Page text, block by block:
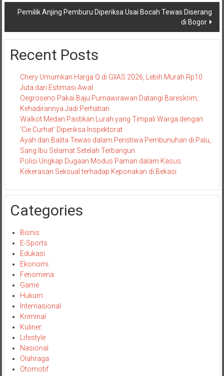
Pemilik Anjing Pemburu Diperiksa Usai Bocah Tewas Diserang
di Bogor
Recent Posts
Chery Umumkan Harga Q di GIIAS 2026, Lebih Murah Rp10
Juta dari Estimasi Awal
Oegroseno Pakai Baju Purnawirawan Datangi Bareskrim,
Kehadirannya Jadi Perhatian
Walkot Medan Pastikan Lurah yang Timpali Warga dengan
‘Cie Curhat’ Diperiksa Inspektorat
Ayah dan Balita Tewas dalam Peristiwa Pembunuhan di Palu,
Sang Ibu Selamat Setelah Terbangun
Polisi Ungkap Dugaan Modus Paman dalam Kasus
Kekerasan Seksual terhadap Keponakan di Bekasi
Categories
Bisnis
E-Sports
Edukasi
Ekonomi
Fenomena
Game
Hukum
Internasional
Kriminal
Kuliner
Lifestyle
Nasional
Olahraga
Otomotif